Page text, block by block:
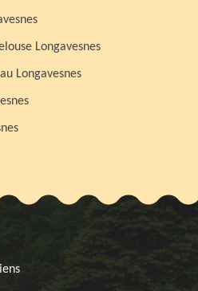
Longavesnes
Longavesnes